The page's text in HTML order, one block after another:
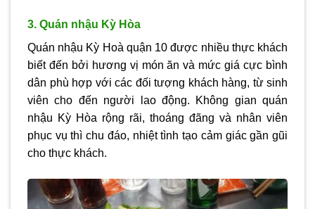
3. Quán nhậu Kỳ Hòa
Quán nhậu Kỳ Hoà quận 10 được nhiều thực khách
biết đến bởi hương vị món ăn và mức giá cực bình
dân phù hợp với các đối tượng khách hàng, từ sinh
viên cho đến người lao động. Không gian quán
nhậu Kỳ Hòa rộng rãi, thoáng đãng và nhân viên
phục vụ thì chu đáo, nhiệt tình tạo cảm giác gần gũi
cho thực khách.